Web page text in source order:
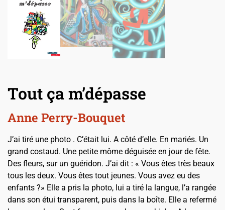
Tout ça m’dépasse
Anne Perry-Bouquet
J’ai tiré une photo . C’était lui. A côté d’elle. En mariés. Un
grand costaud. Une petite môme déguisée en jour de fête.
Des fleurs, sur un guéridon. J’ai dit : « Vous êtes très beaux
tous les deux. Vous êtes tout jeunes. Vous avez eu des
enfants ?» Elle a pris la photo, lui a tiré la langue, l’a rangée
dans son étui transparent, puis dans la boîte. Elle a refermé